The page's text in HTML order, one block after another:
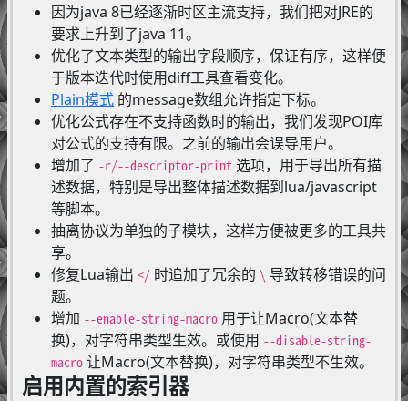
因为java 8已经逐渐时区主流支持，我们把对JRE的
要求上升到了java 11。
优化了文本类型的输出字段顺序，保证有序，这样便
于版本迭代时使用diff工具查看变化。
Plain模式的message数组允许指定下标。
优化公式存在不支持函数时的输出，我们发现POI库
对公式的支持有限。之前的输出会误导用户。
增加了 -r/--descriptor-print选项，用于导出所有描
述数据，特别是导出整体描述数据到lua/javascript
等脚本。
抽离协议为单独的子模块，这样方便被更多的工具共
享。
修复Lua输出 </时追加了冗余的 \ 导致转移错误的问
题。
增加 --enable-string-macro用于让Macro(文本替
换)，对字符串类型生效。或使用 --disable-string-
macro让Macro(文本替换)，对字符串类型不生效。
启用内置的索引器